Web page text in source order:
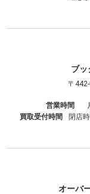
ブッ
〒
営業時間
買取受付時間
閉店
オーバ